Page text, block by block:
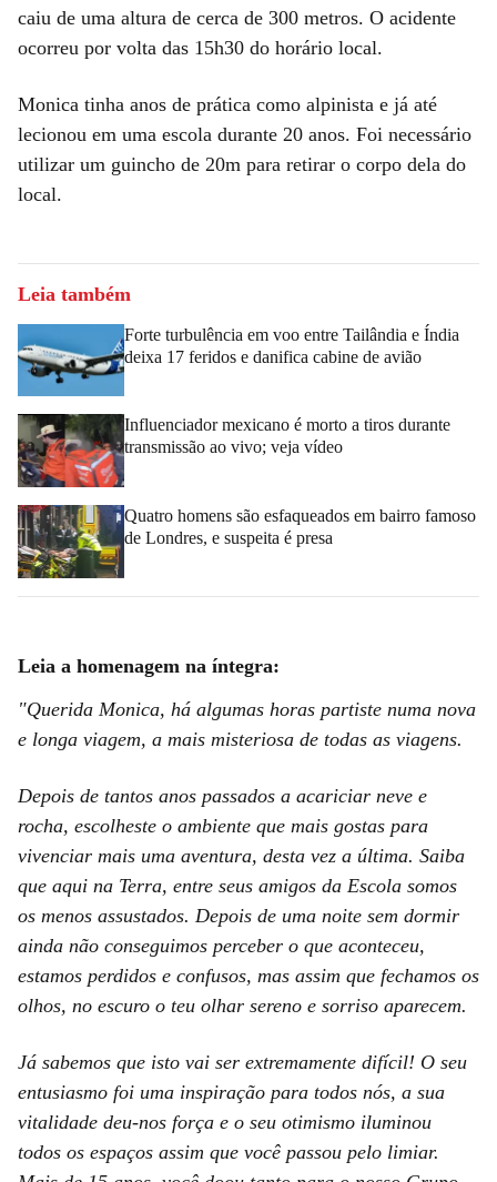
caiu de uma altura de cerca de 300 metros. O acidente
ocorreu por volta das 15h30 do horário local.
Monica tinha anos de prática como alpinista e já até
lecionou em uma escola durante 20 anos. Foi necessário
utilizar um guincho de 20m para retirar o corpo dela do
local.
Leia também
Forte turbulência em voo entre Tailândia e Índia
deixa 17 feridos e danifica cabine de avião
Influenciador mexicano é morto a tiros durante
transmissão ao vivo; veja vídeo
Quatro homens são esfaqueados em bairro famoso
de Londres, e suspeita é presa
Leia a homenagem na íntegra:
"Querida Monica, há algumas horas partiste numa nova
e longa viagem, a mais misteriosa de todas as viagens.
Depois de tantos anos passados a acariciar neve e
rocha, escolheste o ambiente que mais gostas para
vivenciar mais uma aventura, desta vez a última. Saiba
que aqui na Terra, entre seus amigos da Escola somos
os menos assustados. Depois de uma noite sem dormir
ainda não conseguimos perceber o que aconteceu,
estamos perdidos e confusos, mas assim que fechamos os
olhos, no escuro o teu olhar sereno e sorriso aparecem.
Já sabemos que isto vai ser extremamente difícil! O seu
entusiasmo foi uma inspiração para todos nós, a sua
vitalidade deu-nos força e o seu otimismo iluminou
todos os espaços assim que você passou pelo limiar.